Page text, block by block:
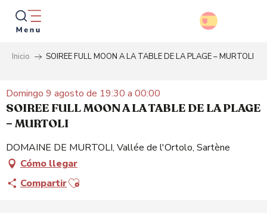
Aller
contenu
principal
Inicio SOIREE FULL MOON A LA TABLE DE LA PLAGE – MURTOLI
Domingo 9 agosto de 19:30 a 00:00
SOIREE FULL MOON A LA TABLE DE LA PLAGE
– MURTOLI
DOMAINE DE MURTOLI, Vallée de l'Ortolo, Sartène
Cómo llegar
CompartirAjouter aux favoris